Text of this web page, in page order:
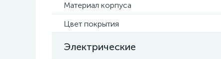
Материал корпуса
Цвет покрытия
Электрические